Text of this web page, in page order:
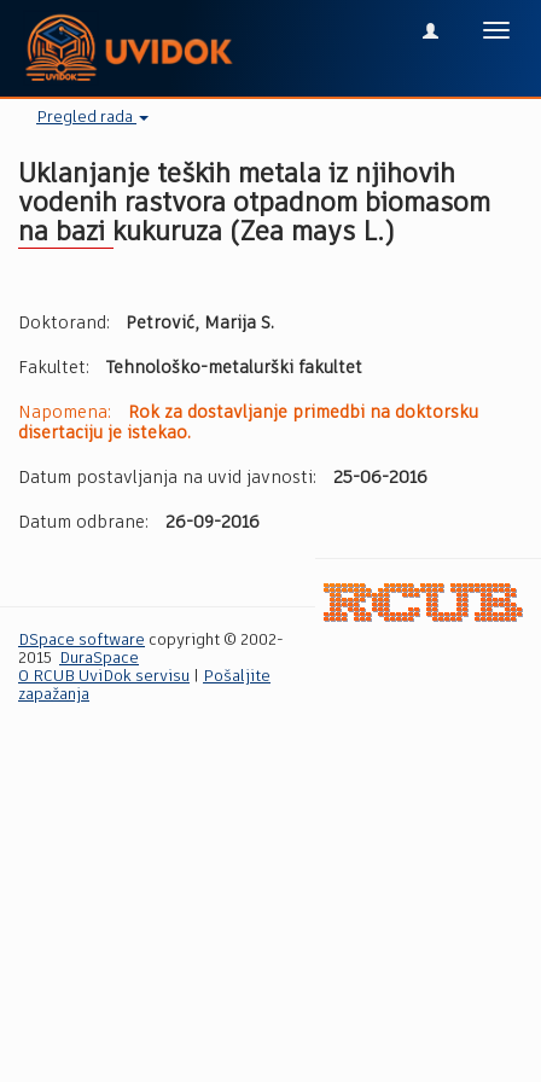
Pregled rada
Uklanjanje teških metala iz njihovih
vodenih rastvora otpadnom biomasom
na bazi kukuruza (Zea mays L.)
Doktorand: Petrović, Marija S.
Fakultet: Tehnološko-metalurški fakultet
Napomena:
Rok za dostavljanje primedbi na doktorsku
disertaciju je istekao.
Datum postavljanja na uvid javnosti: 25-06-2016
Datum odbrane: 26-09-2016
DSpace software copyright © 2002-
2015
DuraSpace
O RCUB UviDok servisu
Pošaljite
zapažanja